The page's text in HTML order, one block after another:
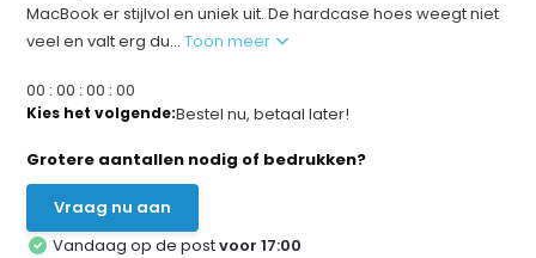
MacBook er stijlvol en uniek uit. De hardcase hoes weegt niet
veel en valt erg du...Toon meer
00 :00 :00 :00
Kies het volgende:Bestel nu, betaal later!
Grotere aantallen nodig of bedrukken?
Vraag nu aan
Vandaag op de postvoor 17:00